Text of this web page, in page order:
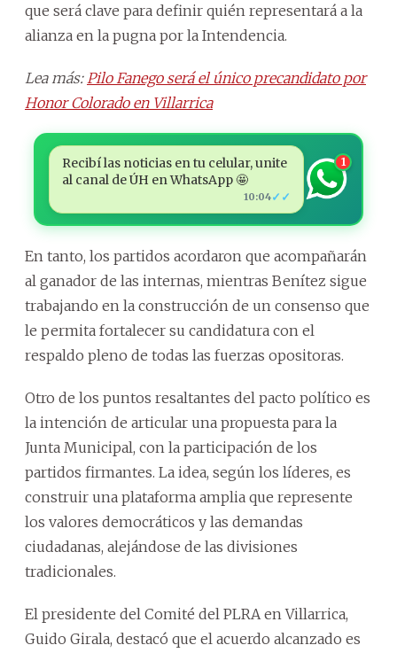
que será clave para definir quién representará a la
alianza en la pugna por la Intendencia.
Lea más: Pilo Fanego será el único precandidato por
Honor Colorado en Villarrica
Recibí las noticias en tu celular, unite
al canal de ÚH en WhatsApp 🤩
10:04✓✓
1
En tanto, los partidos acordaron que acompañarán
al ganador de las internas, mientras Benítez sigue
trabajando en la construcción de un consenso que
le permita fortalecer su candidatura con el
respaldo pleno de todas las fuerzas opositoras.
Otro de los puntos resaltantes del pacto político es
la intención de articular una propuesta para la
Junta Municipal, con la participación de los
partidos firmantes. La idea, según los líderes, es
construir una plataforma amplia que represente
los valores democráticos y las demandas
ciudadanas, alejándose de las divisiones
tradicionales.
El presidente del Comité del PLRA en Villarrica,
Guido Girala, destacó que el acuerdo alcanzado es